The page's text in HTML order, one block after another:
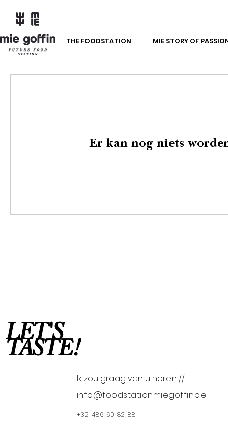
THE FOODSTATION MIE STORY OF
Er kan nog niets
LET'S
TASTE!
Ik zou graag van u horen //
info@foodstationmiegoffin.be
+32 486 60 82 88